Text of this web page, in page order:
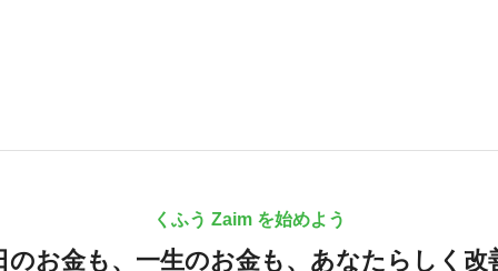
くふう Zaim を始めよう
のお金も、 一生のお金も、 あなたらしく改